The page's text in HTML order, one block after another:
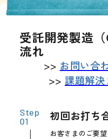
受託開発製造
流れ
>> お問い合
>> 課題解
初回お打ち
お客さまのご要